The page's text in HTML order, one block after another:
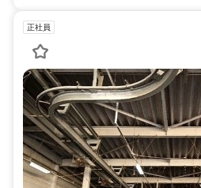
正社員